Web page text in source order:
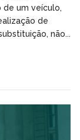
de um veículo,
de
não...